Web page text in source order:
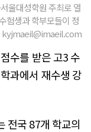
울대성학원 주최로 열
험생과 학부모들이 정
kyjmaeil@imaeil.com
수를 받은 고3 수
과에서 재수생 강
전국 87개 학교의